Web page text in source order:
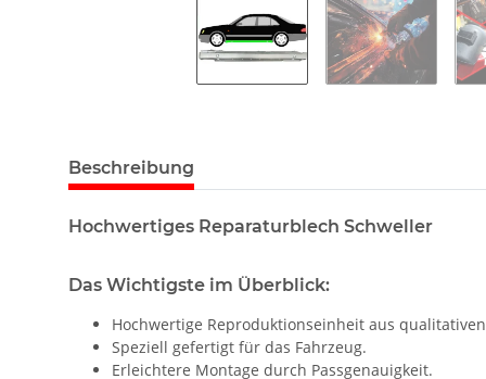
Beschreibung
Hochwertiges Reparaturblech Schweller
Das Wichtigste im Überblick:
Hochwertige Reproduktionseinheit aus
Speziell gefertigt für das Fahrzeug.
Erleichtere Montage durch Passgenauigkeit.